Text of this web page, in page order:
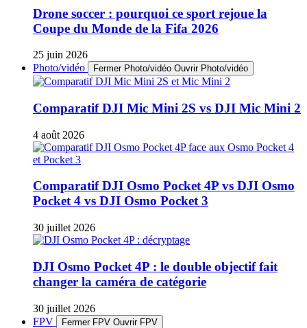
Drone soccer : pourquoi ce sport rejoue la
Coupe du Monde de la Fifa 2026
25 juin 2026
Photo/vidéo
Fermer Photo/vidéo Ouvrir Photo/vidéo
Comparatif DJI Mic Mini 2S vs DJI Mic Mini 2
4 août 2026
Comparatif DJI Osmo Pocket 4P vs DJI Osmo
Pocket 4 vs DJI Osmo Pocket 3
30 juillet 2026
DJI Osmo Pocket 4P : le double objectif fait
changer la caméra de catégorie
30 juillet 2026
FPV
Fermer FPV Ouvrir FPV